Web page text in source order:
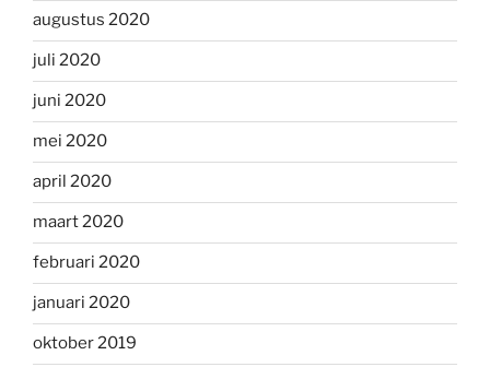
augustus 2020
juli 2020
juni 2020
mei 2020
april 2020
maart 2020
februari 2020
januari 2020
oktober 2019